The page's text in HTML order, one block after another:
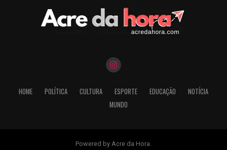
HOME POLÍTICA CULTURA ESPORTE EDUCAÇÃO
NOTÍCIA
MUNDO
Powered by Acre da Hora.